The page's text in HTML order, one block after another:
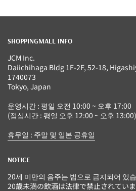
SHOPPINGMALL INFO
JCM Inc.
Daiichihaga Bldg 1F-2F, 52-18,
1740073
Tokyo, Japan
운영시간 : 평일 오전 10:00 ~ 오후 17:00
(점심시간 : 평일 오후 12:00 ~ 오후 13:00)
휴무일 : 주말 및 일본 공휴일
NOTICE
20세 미만의 음주는 법으로 금지되어 있
20歳未満の飲酒は法律で禁止されていま